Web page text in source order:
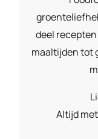
deel
maaltijden tot
Altijd